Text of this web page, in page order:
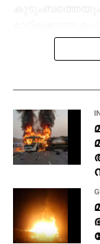
അപകടമെന്ന്
മനോഹര്‍സിങ്
എസ്.പി
പൊള്ളലേറ്റ്